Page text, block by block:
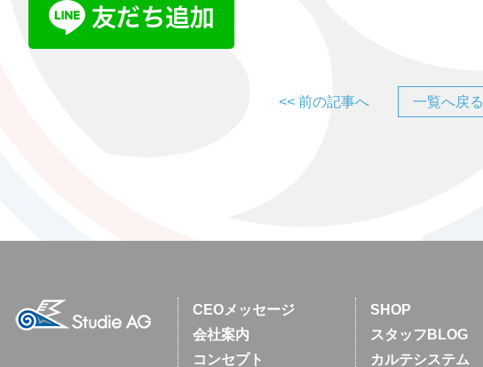
<< 前の記事へ 一覧へ戻る
CEOメッセージ
会社案内
コンセプト
SHOP
スタッフBLOG
カルテシステム